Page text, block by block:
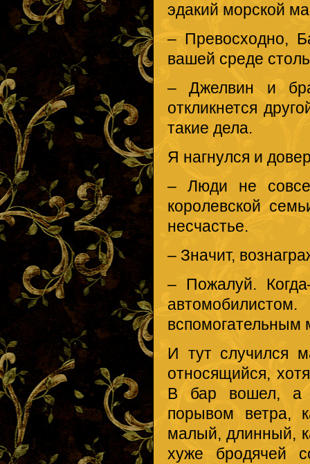
эдакий морской
– Превосходно,
вашей среде
– Джелвин и
откликнется
такие дела.
Я нагнулся и
– Люди не
королевской
несчастье.
– Значит,
– Пожалуй.
вспомогательным
И тут случился
относящийся,
В бар вошел, а
порывом ветра,
малый, длинный,
хуже бродячей